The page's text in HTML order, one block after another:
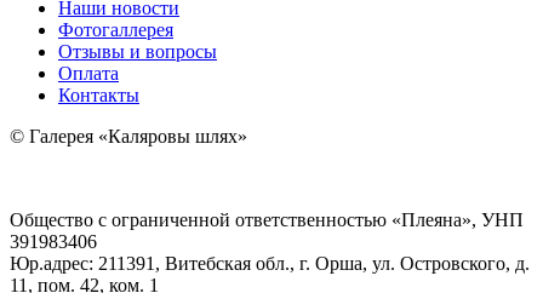
Наши новости
Фотогаллерея
Отзывы и вопросы
Оплата
Контакты
© Галерея «Каляровы шлях»
Общество с ограниченной ответственностью «Плеяна», УНП
391983406
Юр.адрес: 211391, Витебская обл., г. Орша, ул. Островского, д.
11, пом. 42, ком. 1